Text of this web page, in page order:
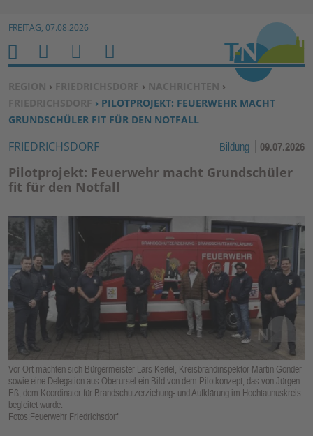
Zum Inhalt springen ↓
FREITAG, 07.08.2026
SIE BEFINDEN SICH HIER:
REGION › FRIEDRICHSDORF › NACHRICHTEN ›
FRIEDRICHSDORF › PILOTPROJEKT: FEUERWEHR MACHT
GRUNDSCHÜLER FIT FÜR DEN NOTFALL
FRIEDRICHSDORF Bildung 09.07.2026
Pilotprojekt: Feuerwehr macht Grundschüler
fit für den Notfall
Vor Ort machten sich Bürgermeister Lars Keitel, Kreisbrandinspektor Martin Gonder
sowie eine Delegation aus Oberursel ein Bild von dem Pilotkonzept, das von Jürgen
Eß, dem Koordinator für Brandschutzerziehung- und Aufklärung im Hochtaunuskreis
begleitet wurde.
Fotos:Feuerwehr Friedrichsdorf
H
O
M
E
M
E
N
U
S
U
C
H
E
N
B
E
N
U
E
R
N
K
TI
O
N
E